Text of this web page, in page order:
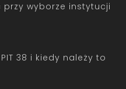
przy wyborze instytucji
38 i kiedy należy to